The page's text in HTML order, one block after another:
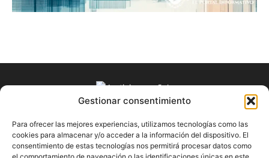
Gestionar consentimiento
Para ofrecer las mejores experiencias, utilizamos tecnologías como las
cookies para almacenar y/o acceder a la información del dispositivo. El
consentimiento de estas tecnologías nos permitirá procesar datos como
SOBRE NOSOTROS